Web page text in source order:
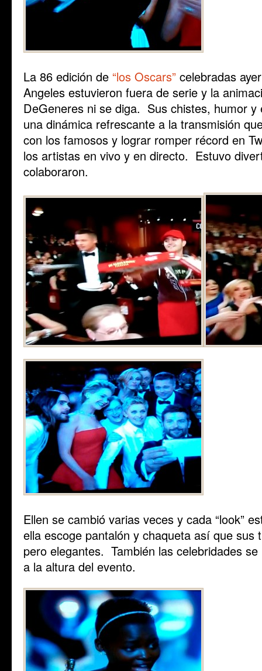
La 86 edición de “los Oscars” celebradas
Angeles estuvieron fuera de serie y la
DeGeneres ni se diga. Sus chistes, humor y
una dinámica refrescante a la transmisión
con los famosos y lograr romper récord en
los artistas en vivo y en directo. Estuvo
colaboraron.
Ellen se cambió varias veces y cada “look”
ella escoge pantalón y chaqueta así que sus
pero elegantes. También las celebridades
a la altura del evento.